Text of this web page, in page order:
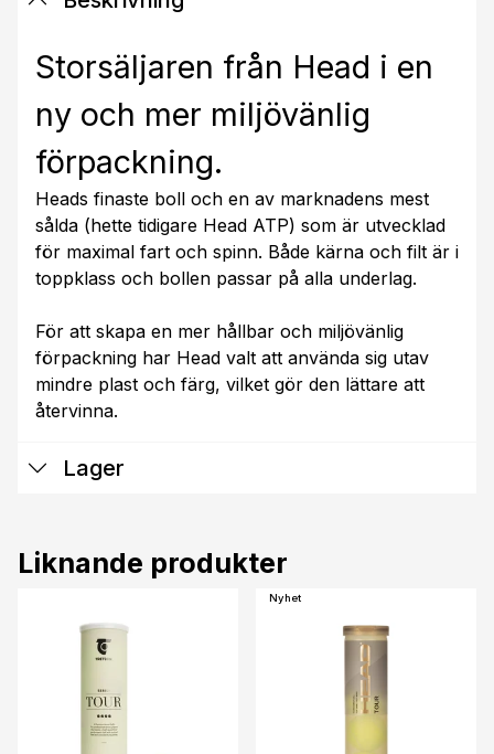
Storsäljaren från Head i en
ny och mer miljövänlig
förpackning.
Heads finaste boll och en av marknadens mest
sålda (hette tidigare Head ATP) som är utvecklad
för maximal fart och spinn. Både kärna och filt är i
toppklass och bollen passar på alla underlag.
För att skapa en mer hållbar och miljövänlig
förpackning har Head valt att använda sig utav
mindre plast och färg, vilket gör den lättare att
återvinna.
Lager
Liknande produkter
Nyhet